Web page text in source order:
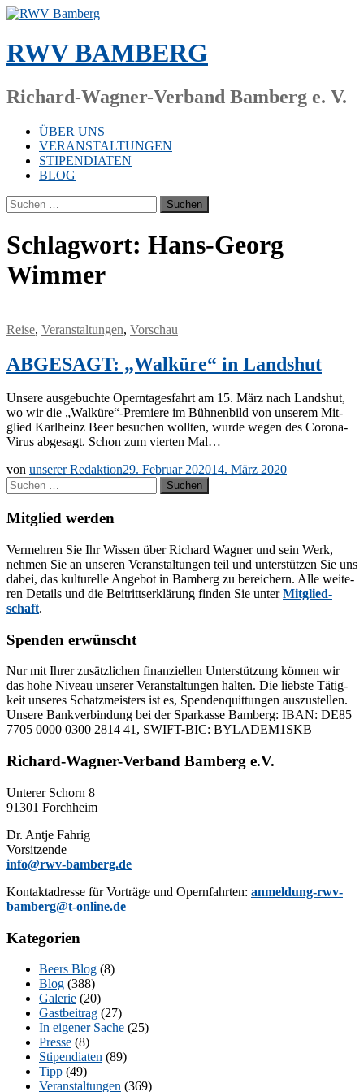
Zum
springen
RWV BAMBERG
Richard-Wagner-Verband Bamberg e. V.
ÜBER UNS
VERANSTALTUNGEN
STIPENDIATEN
BLOG
Suchen
nach:
Schlagwort: Hans-Georg
Wimmer
Reise, Veranstaltungen, Vorschau
ABGESAGT: „Walküre“ in Landshut
Un­se­re aus­ge­buch­te Opern­ta­ges­fahrt am 15. März nach Lands­hut,
wo wir die „Walküre“-Premiere im Büh­nen­bild von un­se­rem Mit­
glied Karl­heinz Beer be­su­chen woll­ten, wur­de we­gen des Co­ro­­na-
Vi­rus ab­ge­sagt. Schon zum vier­ten Mal…
von unserer Redaktion29. Februar 202014. März 2020
Suchen
nach:
Mitglied werden
Ver­meh­ren Sie Ihr Wis­sen über Ri­chard Wag­ner und sein Werk,
neh­men Sie an un­se­ren Ver­an­stal­tun­gen teil und un­ter­stüt­zen Sie uns
da­bei, das kul­tu­rel­le An­ge­bot in Bam­berg zu be­rei­chern. Alle wei­te­
ren De­tails und die Bei­tritts­er­klä­rung fin­den Sie un­terMit­glied­
schaft.
Spenden erwünscht
Nur mit Ih­rer zu­sätz­li­chen fi­nan­zi­el­len Un­ter­stüt­zung kön­nen wir
das hohe Ni­veau un­se­rer Ver­an­stal­tun­gen hal­ten. Die liebs­te Tä­tig­
keit un­se­res Schatz­meis­ters ist es, Spen­den­quit­tun­gen aus­zu­stel­len.
Un­se­re Bank­ver­bin­dung bei der Spar­kas­se Bam­berg: IBAN: DE85
7705 0000 0300 2814 41, SWIFT-BIC: BYLADEM1SKB
Richard-Wagner-Verband Bamberg e.V.
Un­te­rer Schorn 8
91301 Forchheim
Dr. Ant­je Fahrig
Vorsitzende
info@rwv-bamberg.de
Kon­takt­adres­se für Vor­trä­ge und Opern­fahr­ten: anmeldung-rwv-
bamberg@t-online.de
Kategorien
Beers Blog (8)
Blog (388)
Galerie (20)
Gastbeitrag (27)
In eigener Sache (25)
Presse (8)
Stipendiaten (89)
Tipp (49)
Veranstaltungen (369)